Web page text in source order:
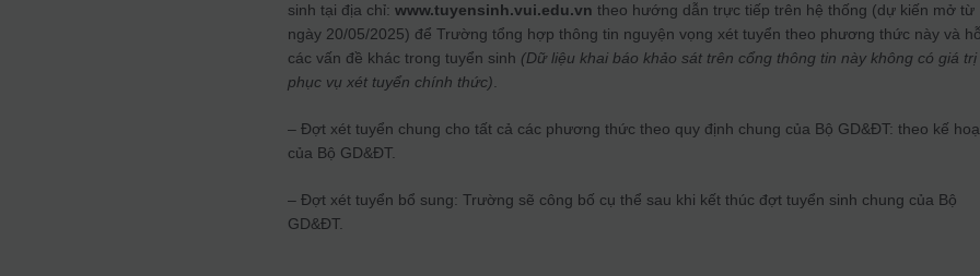
sinh tại địa chỉ:www.tuyensinh.vui.edu.vn theo hướng dẫn trực tiếp trên hệ thống (dự kiến mở từ
ngày 20/05/2025) để Trường tổng hợp thông tin nguyện vọng xét tuyển theo phương thức này và
các vấn đề khác trong tuyển sinh (Dữ liệu khai báo khảo sát trên cổng thông tin này không có giá trị
phục vụ xét tuyển chính thức).
– Đợt xét tuyển chung cho tất cả các phương thức theo quy định chung của Bộ GD&ĐT: theo kế
của Bộ GD&ĐT.
– Đợt xét tuyển bổ sung: Trường sẽ công bố cụ thể sau khi kết thúc đợt tuyển sinh chung của Bộ
GD&ĐT.